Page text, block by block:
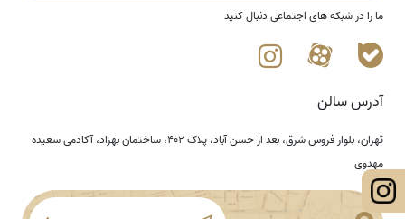
ما را در شبکه های اجتماعی دنبال کنید
آدرس سالن
تهران، بلوار فروس شرق، بعد از حسن آباد، پلاک ۴۰۲، ساختمان بهزاد، آکادمی سعیده
مهدوی